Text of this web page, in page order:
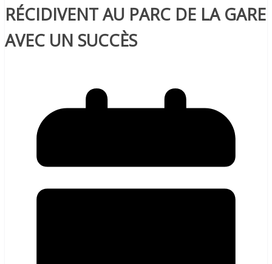
RÉCIDIVENT AU PARC DE LA GARE
AVEC UN SUCCÈS